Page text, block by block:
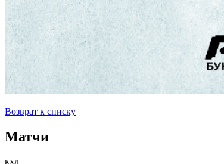
Возврат к списку
Матчи
кхл